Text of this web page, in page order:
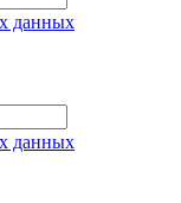
данных
данных